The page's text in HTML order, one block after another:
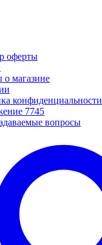
оферты
магазине
конфиденциальности
7745
вопросы